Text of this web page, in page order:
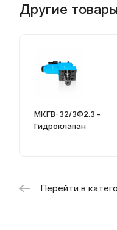
Другие
МКГВ-32/3Ф2.3 -
Гидроклапан
Перейти в